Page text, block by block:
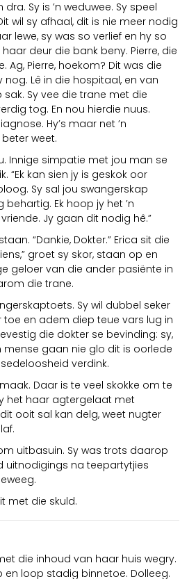
Sy is ’n weduwee. Sy speel
wil sy afhaal, dit is nie meer nodig
lewe, sy was so verlief en hy so
deur die bank beny. Pierre, die
Pierre, hoekom? Dit was die
nog. Lê in die hospitaal, en van
Sy vee die trane met die
tog. En nou hierdie nuus.
Hy’s maar net ’n
weet.
Innige simpatie met jou man se
“Ek kan sien jy is geskok oor
Sy sal jou swangerskap
Ek hoop jy het ’n
Jy gaan dit nodig hê.”
“Dankie, Dokter.” Erica sit die
groet sy skor, staan op en
geloer van die ander pasiënte in
die trane.
Sy wil dubbel seker
en adem diep teue vars lug in
die dokter se bevinding: sy,
mense gaan nie glo dit is oorlede
verdink.
Daar is te veel skokke om te
het haar agtergelaat met
ooit sal kan delg, weet nugter
uitbasuin. Sy was trots daarop
uitnodigings na teepartytjies
met die skuld.
die inhoud van haar huis wegry.
loop stadig binnetoe. Dolleeg.